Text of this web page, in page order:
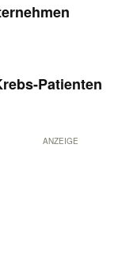
Patienten
ANZEIGE